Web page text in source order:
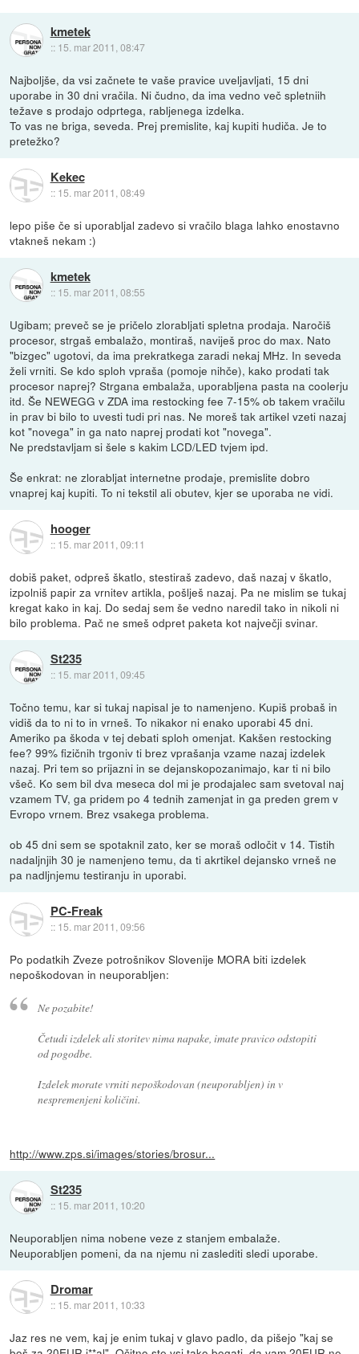
kmetek
:: 15. mar 2011, 08:47
Najboljše, da vsi začnete te vaše pravice uveljavljati, 15 dni
uporabe in 30 dni vračila. Ni čudno, da ima vedno več spletniih
težave s prodajo odprtega, rabljenega izdelka.
To vas ne briga, seveda. Prej premislite, kaj kupiti hudiča. Je to
pretežko?
Kekec
:: 15. mar 2011, 08:49
lepo piše če si uporabljal zadevo si vračilo blaga lahko enostavno
vtakneš nekam :)
kmetek
:: 15. mar 2011, 08:55
Ugibam; preveč se je pričelo zlorabljati spletna prodaja. Naročiš
procesor, strgaš embalažo, montiraš, naviješ proc do max. Nato
"bizgec" ugotovi, da ima prekratkega zaradi nekaj MHz. In seveda
želi vrniti. Se kdo sploh vpraša (pomoje nihče), kako prodati tak
procesor naprej? Strgana embalaža, uporabljena pasta na coolerju
itd. Še NEWEGG v ZDA ima restocking fee 7-15% ob takem vračilu
in prav bi bilo to uvesti tudi pri nas. Ne moreš tak artikel vzeti nazaj
kot "novega" in ga nato naprej prodati kot "novega".
Ne predstavljam si šele s kakim LCD/LED tvjem ipd.
Še enkrat: ne zlorabljat internetne prodaje, premislite dobro
vnaprej kaj kupiti. To ni tekstil ali obutev, kjer se uporaba ne vidi.
hooger
:: 15. mar 2011, 09:11
dobiš paket, odpreš škatlo, stestiraš zadevo, daš nazaj v škatlo,
izpolniš papir za vrnitev artikla, pošlješ nazaj. Pa ne mislim se tukaj
kregat kako in kaj. Do sedaj sem še vedno naredil tako in nikoli ni
bilo problema. Pač ne smeš odpret paketa kot največji svinar.
St235
:: 15. mar 2011, 09:45
Točno temu, kar si tukaj napisal je to namenjeno. Kupiš probaš in
vidiš da to ni to in vrneš. To nikakor ni enako uporabi 45 dni.
Ameriko pa škoda v tej debati sploh omenjat. Kakšen restocking
fee? 99% fizičnih trgoniv ti brez vprašanja vzame nazaj izdelek
nazaj. Pri tem so prijazni in se dejanskopozanimajo, kar ti ni bilo
všeč. Ko sem bil dva meseca dol mi je prodajalec sam svetoval naj
vzamem TV, ga pridem po 4 tednih zamenjat in ga preden grem v
Evropo vrnem. Brez vsakega problema.
ob 45 dni sem se spotaknil zato, ker se moraš odločit v 14. Tistih
nadaljnjih 30 je namenjeno temu, da ti akrtikel dejansko vrneš ne
pa nadljnjemu testiranju in uporabi.
PC-Freak
:: 15. mar 2011, 09:56
Po podatkih Zveze potrošnikov Slovenije MORA biti izdelek
nepoškodovan in neuporabljen:
Ne pozabite!
Četudi izdelek ali storitev nima napake, imate pravico odstopiti
od pogodbe.
Izdelek morate vrniti nepoškodovan (neuporabljen) in v
nespremenjeni količini.
http://www.zps.si/images/stories/brosur...
St235
:: 15. mar 2011, 10:20
Neuporabljen nima nobene veze z stanjem embalaže.
Neuporabljen pomeni, da na njemu ni zaslediti sledi uporabe.
Dromar
:: 15. mar 2011, 10:33
Jaz res ne vem, kaj je enim tukaj v glavo padlo, da pišejo "kaj se